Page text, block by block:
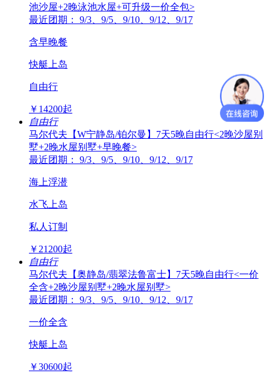
池沙屋+2晚泳池水屋+可升级一价全包>
最近团期： 9/3、9/5、9/10、9/12、9/17
含早晚餐
快艇上岛
自由行
￥ 14200起
自由行
马尔代夫【W宁静岛/铂尔曼】7天5晚自由行<2晚沙屋别
墅+2晚水屋别墅+早晚餐>
最近团期： 9/3、9/5、9/10、9/12、9/17
海上浮潜
水飞上岛
私人订制
￥ 21200起
自由行
马尔代夫【奥静岛/翡翠法鲁富士】7天5晚自由行<一价
全含+2晚沙屋别墅+2晚水屋别墅>
最近团期： 9/3、9/5、9/10、9/12、9/17
一价全含
快艇上岛
￥30600起